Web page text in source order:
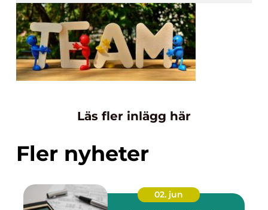
Läs fler inlägg här
Fler nyheter
02. jun